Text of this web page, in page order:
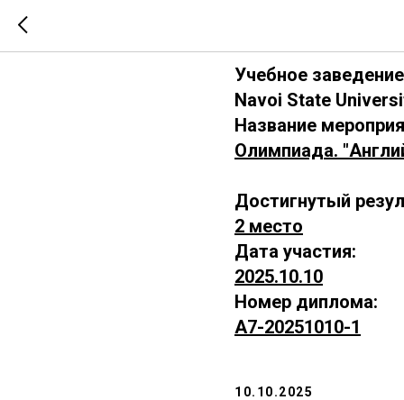
Учебное
Navoi State
Название
Олимпиада.
Достигнутый
2 место
Дата участия:
2025.10.10
Номер диплома:
А7-20251010-1
10.10.2025